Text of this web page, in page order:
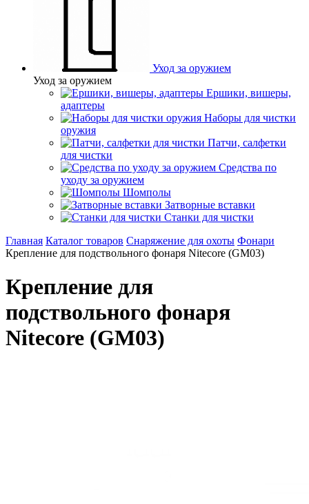
Уход за оружием
Уход за оружием
Ершики, вишеры,
адаптеры
Наборы для чистки
оружия
Патчи, салфетки
для чистки
Средства по
уходу за оружием
Шомполы
Затворные вставки
Станки для чистки
Главная Каталог товаров Снаряжение для охоты Фонари
Крепление для подствольного фонаря Nitecore (GM03)
Крепление для
подствольного фонаря
Nitecore (GM03)